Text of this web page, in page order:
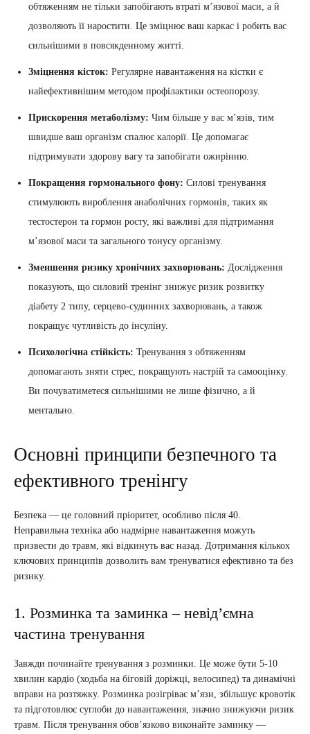
обтяженням не тільки запобігають втраті м’язової маси, а й
дозволяють її наростити. Це зміцнює ваш каркас і робить вас
сильнішими в повсякденному житті.
Зміцнення кісток: Регулярне навантаження на кістки є
найефективнішим методом профілактики остеопорозу.
Прискорення метаболізму: Чим більше у вас м’язів, тим
швидше ваш організм спалює калорії. Це допомагає
підтримувати здорову вагу та запобігати ожирінню.
Покращення гормонального фону: Силові тренування
стимулюють вироблення анаболічних гормонів, таких як
тестостерон та гормон росту, які важливі для підтримання
м’язової маси та загального тонусу організму.
Зменшення ризику хронічних захворювань: Дослідження
показують, що силовий тренінг знижує ризик розвитку
діабету 2 типу, серцево-судинних захворювань, а також
покращує чутливість до інсуліну.
Психологічна стійкість: Тренування з обтяженням
допомагають зняти стрес, покращують настрій та самооцінку.
Ви почуватиметеся сильнішими не лише фізично, а й
ментально.
Основні принципи безпечного та
ефективного тренінгу
Безпека — це головний пріоритет, особливо після 40.
Неправильна техніка або надмірне навантаження можуть
призвести до травм, які відкинуть вас назад. Дотримання кількох
ключових принципів дозволить вам тренуватися ефективно та без
ризику.
1. Розминка та заминка – невід’ємна
частина тренування
Завжди починайте тренування з розминки. Це може бути 5-10
хвилин кардіо (ходьба на біговій доріжці, велосипед) та динамічні
вправи на розтяжку. Розминка розігріває м’язи, збільшує кровотік
та підготовлює суглоби до навантаження, значно знижуючи ризик
травм. Після тренування обов’язково виконайте заминку —